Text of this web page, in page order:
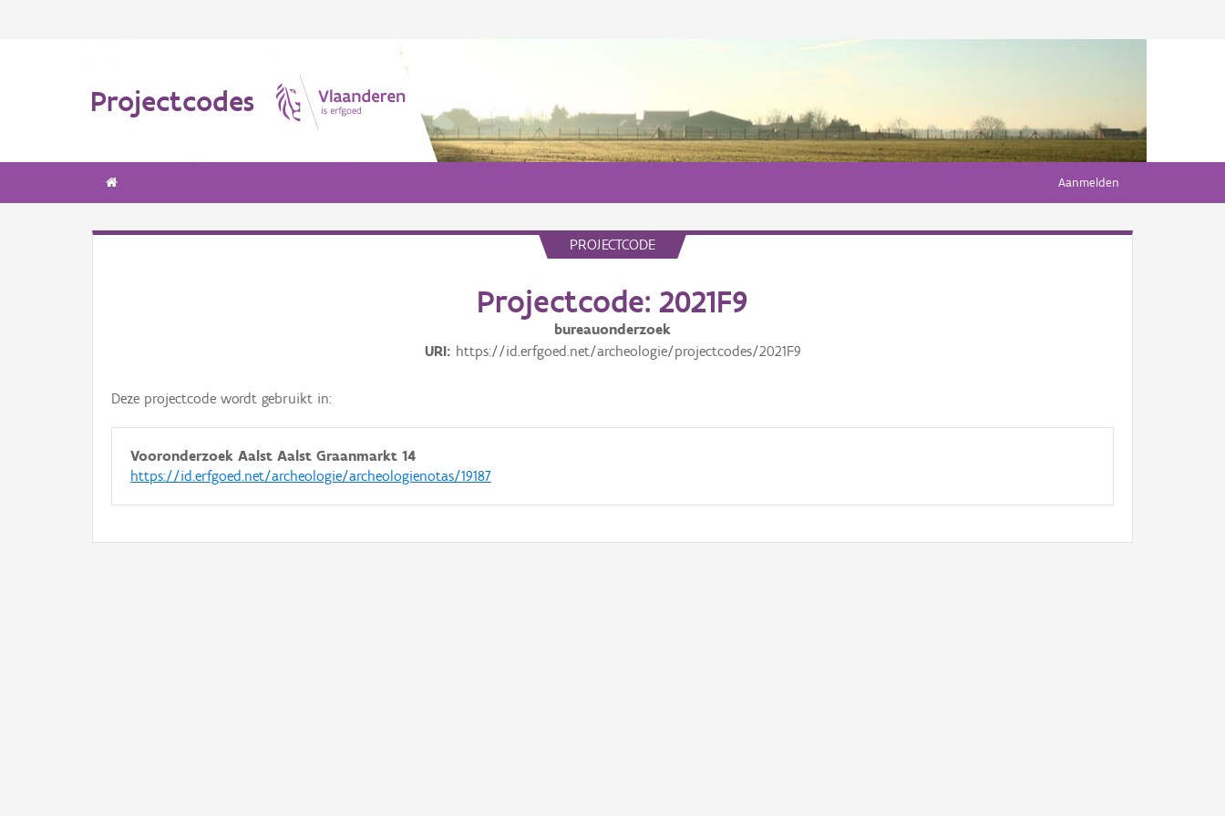
Projectcodes
Aanmelden
PROJECTCODE
Projectcode: 2021F9
bureauonderzoek
URI
https://id.erfgoed.net/archeologie/projectcodes/2021F9
Deze projectcode wordt gebruikt in:
Vooronderzoek Aalst Aalst Graanmarkt 14
https://id.erfgoed.net/archeologie/archeologienotas/19187